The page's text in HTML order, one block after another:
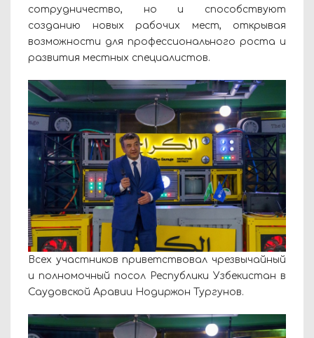
сотрудничество, но и способствуют
созданию новых рабочих мест, открывая
возможности для профессионального роста и
развития местных специалистов.
Всех участников приветствовал чрезвычайный
и полномочный посол Республики Узбекистан в
Саудовской Аравии Нодиржон Тургунов.